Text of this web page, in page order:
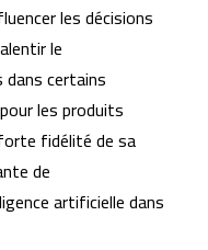
les décisions
le
certains
les produits
fidélité de sa
de
artificielle dans